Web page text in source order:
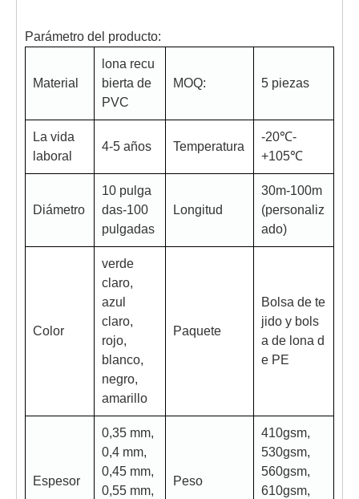
Parámetro del producto:
Material
lona recu
bierta de
PVC
MOQ: 5 piezas
La vida
laboral
4-5 años Temperatura
-20℃-
+105℃
Diámetro
10 pulga
das-100
pulgadas
Longitud
30m-100m
(personaliz
ado)
Color
verde
claro,
azul
claro,
rojo,
blanco,
negro,
amarillo
Paquete
Bolsa de te
jido y bols
a de lona d
e PE
Espesor
0,35 mm,
0,4 mm,
0,45 mm,
0,55 mm,
Peso
410gsm,
530gsm,
560gsm,
610gsm,